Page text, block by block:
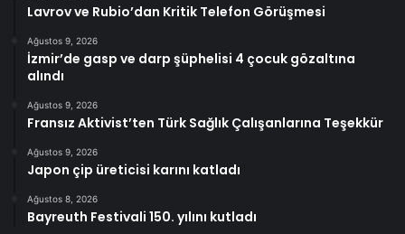
Lavrov ve Rubio’dan Kritik Telefon Görüşmesi
Ağustos 9, 2026
İzmir’de gasp ve darp şüphelisi 4 çocuk gözaltına
alındı
Ağustos 9, 2026
Fransız Aktivist’ten Türk Sağlık Çalışanlarına Teşekkür
Ağustos 9, 2026
Japon çip üreticisi karını katladı
Ağustos 8, 2026
Bayreuth Festivali 150. yılını kutladı